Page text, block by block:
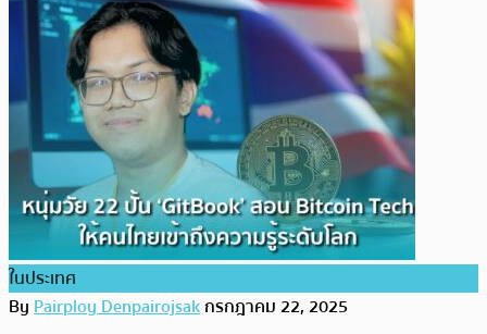
ในประเทศ
ByPairploy Denpairojsakกรกฎาคม 22, 2025